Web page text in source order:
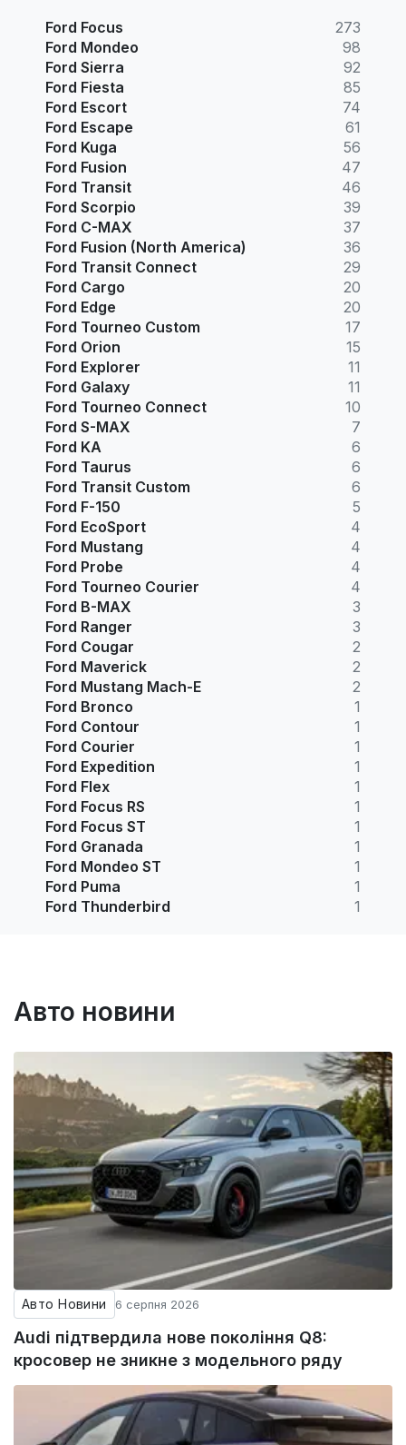
Ford Focus
273
Ford Mondeo
98
Ford Sierra
92
Ford Fiesta
85
Ford Escort
74
Ford Escape
61
Ford Kuga
56
Ford Fusion
47
Ford Transit
46
Ford Scorpio
39
Ford C-MAX
37
Ford Fusion (North America)
36
Ford Transit Connect
29
Ford Cargo
20
Ford Edge
20
Ford Tourneo Custom
17
Ford Orion
15
Ford Explorer
11
Ford Galaxy
11
Ford Tourneo Connect
10
Ford S-MAX
7
Ford KA
6
Ford Taurus
6
Ford Transit Custom
6
Ford F-150
5
Ford EcoSport
4
Ford Mustang
4
Ford Probe
4
Ford Tourneo Courier
4
Ford B-MAX
3
Ford Ranger
3
Ford Cougar
2
Ford Maverick
2
Ford Mustang Mach-E
2
Ford Bronco
1
Ford Contour
1
Ford Courier
1
Ford Expedition
1
Ford Flex
1
Ford Focus RS
1
Ford Focus ST
1
Ford Granada
1
Ford Mondeo ST
1
Ford Puma
1
Ford Thunderbird
1
Авто новини
Авто Новини 6 серпня 2026
Audi підтвердила нове покоління Q8:
кросовер не зникне з модельного ряду